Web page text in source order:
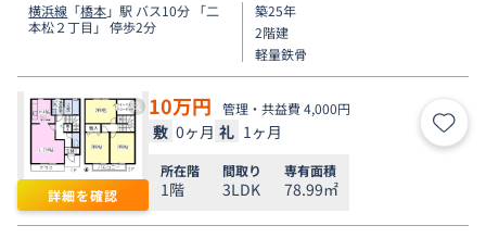
横浜線 「橋本」駅 バス10分 「二
本松２丁目」 停歩2分
築25年
2階建
軽量鉄骨
詳細を確認
10万円 管理・共益費 4,000円
敷 0ヶ月 礼 1ヶ月 お気
所在階
1階
間取り
3LDK
専有面積
78.99㎡